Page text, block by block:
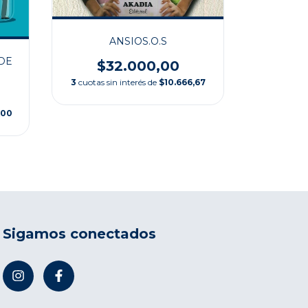
ANSIOS.O.S
$32.000,00
3 cuotas sin interés de $10.666,67
Sigamos conectados